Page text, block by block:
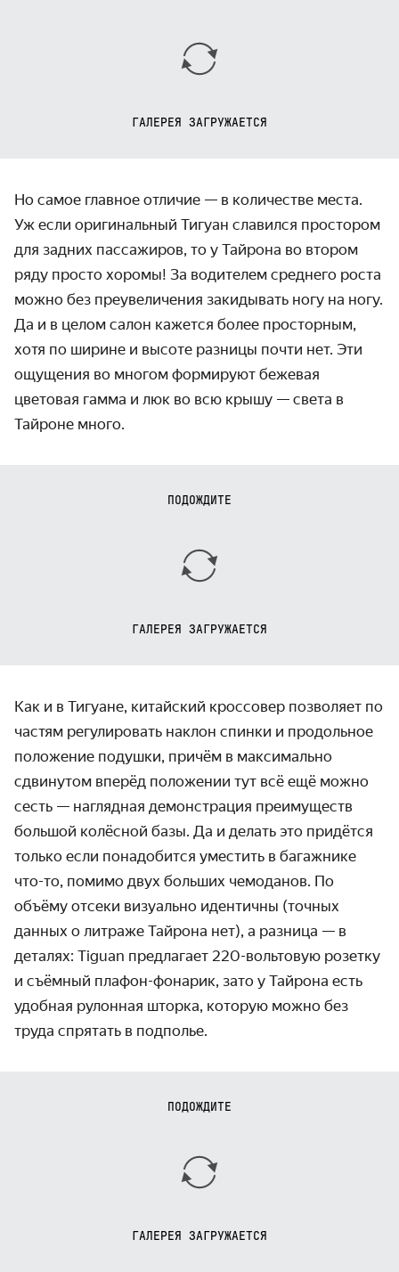
ГАЛЕРЕЯ ЗАГРУЖАЕТСЯ
Но самое главное отличие — в количестве места.
Уж если оригинальный Тигуан славился простором
для задних пассажиров, то у Тайрона во втором
ряду просто хоромы! За водителем среднего роста
можно без преувеличения закидывать ногу на ногу.
Да и в целом салон кажется более просторным,
хотя по ширине и высоте разницы почти нет. Эти
ощущения во многом формируют бежевая
цветовая гамма и люк во всю крышу — света в
Тайроне много.
ПОДОЖДИТЕ
ГАЛЕРЕЯ ЗАГРУЖАЕТСЯ
Как и в Тигуане, китайский кроссовер позволяет по
частям регулировать наклон спинки и продольное
положение подушки, причём в максимально
сдвинутом вперёд положении тут всё ещё можно
сесть — наглядная демонстрация преимуществ
большой колёсной базы. Да и делать это придётся
только если понадобится уместить в багажнике
что-то, помимо двух больших чемоданов. По
объёму отсеки визуально идентичны (точных
данных о литраже Тайрона нет), а разница — в
деталях: Tiguan предлагает 220-вольтовую розетку
и съёмный плафон-фонарик, зато у Тайрона есть
удобная рулонная шторка, которую можно без
труда спрятать в подполье.
ПОДОЖДИТЕ
ГАЛЕРЕЯ ЗАГРУЖАЕТСЯ